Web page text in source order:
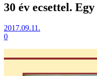
30 év ecsettel.
2017.09.11.
0